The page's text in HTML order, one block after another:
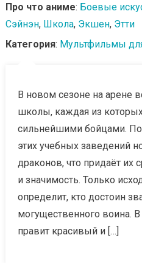
Про что аниме: Боевые
Сэйнэн, Школа, Экшен, Этти
Категория: Мультфильмы
В новом сезоне на арене
школы, каждая из
сильнейшими бойцами.
этих учебных заведений
драконов, что придаёт их
и значимость. Только
определит, кто достоин
могущественного воина.
правит красивый и […]